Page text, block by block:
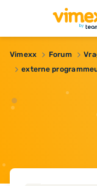
Vimexx Forum
externe